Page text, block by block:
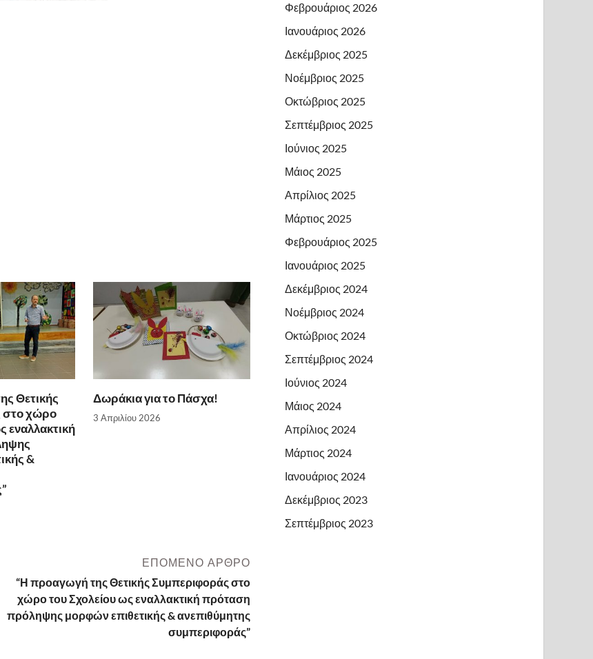
Θετικής
στο χώρο
εναλλακτική
&
Δωράκια για το Πάσχα!
3 Απριλίου 2026
ΕΠΌΜΕΝΟ ΆΡΘΡΟ
“Η προαγωγή της Θετικής Συμπεριφοράς στο
χώρο του Σχολείου ως εναλλακτική πρόταση
πρόληψης μορφών επιθετικής & ανεπιθύμητης
συμπεριφοράς”
Φεβρουάριος 2026
Ιανουάριος 2026
Δεκέμβριος 2025
Νοέμβριος 2025
Οκτώβριος 2025
Σεπτέμβριος 2025
Ιούνιος 2025
Μάιος 2025
Απρίλιος 2025
Μάρτιος 2025
Φεβρουάριος 2025
Ιανουάριος 2025
Δεκέμβριος 2024
Νοέμβριος 2024
Οκτώβριος 2024
Σεπτέμβριος 2024
Ιούνιος 2024
Μάιος 2024
Απρίλιος 2024
Μάρτιος 2024
Ιανουάριος 2024
Δεκέμβριος 2023
Σεπτέμβριος 2023